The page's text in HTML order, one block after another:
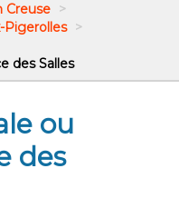
Creuse >
Pigerolles >
des Salles
ou
des